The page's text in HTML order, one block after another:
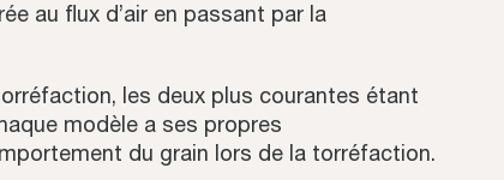
au flux d’air en passant par la
les deux plus courantes étant
modèle a ses propres
du grain lors de la torréfaction.